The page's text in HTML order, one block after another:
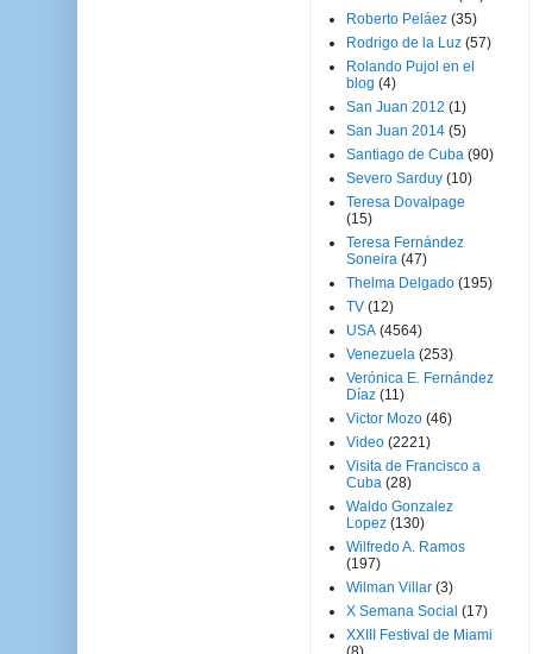
Roberto Peláez (35)
Rodrigo de la Luz (57)
Rolando Pujol en el
blog (4)
San Juan 2012 (1)
San Juan 2014 (5)
Santiago de Cuba (90)
Severo Sarduy (10)
Teresa Dovalpage
(15)
Teresa Fernández
Soneira (47)
Thelma Delgado (195)
TV (12)
USA (4564)
Venezuela (253)
Verónica E. Fernández
Díaz (11)
Victor Mozo (46)
Video (2221)
Visita de Francisco a
Cuba (28)
Waldo Gonzalez
Lopez (130)
Wilfredo A. Ramos
(197)
Wilman Villar (3)
X Semana Social (17)
XXIII Festival de Miami